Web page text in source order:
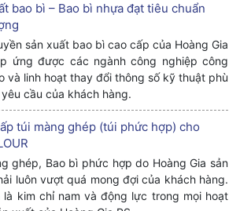
bao bì – Bao bì nhựa đạt tiêu chuẩn
sản xuất bao bì cao cấp của Hoàng Gia
ứng được các ngành công nghiệp công
và linh hoạt thay đổi thông số kỹ thuật phù
cầu của khách hàng.
túi màng ghép (túi phức hợp) cho
ghép, Bao bì phức hợp do Hoàng Gia sản
luôn vượt quá mong đợi của khách hàng.
là kim chỉ nam và động lực trong mọi hoạt